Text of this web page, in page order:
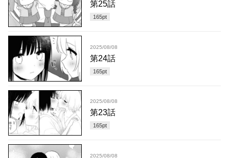
第25話
165pt
2025/08/08
第24話
165pt
2025/08/08
第23話
165pt
2025/08/08